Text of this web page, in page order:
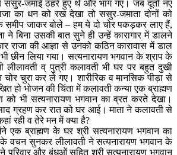
ससुर-जमाई ठहरे हुए थे और भाग गए। जब दूतों नए
का धन को रख देखा तो ससुर-जमाता दोनों को
जाकर बोले – हम ये दो चोर पकड़कर लाए हैं,
ने बिना उसकी बात सुने ही उन्हें कारागार में डालने
राजा की आज्ञा से उनको कठिन कारावास में डाल
छीन लिया गया। सत्यनारायण भगवान के श्राप के
लीलावती व् पुत्री कलावती भी घर पर बहुत दुखी
चुरा कर ले गए। शारीरिक व मानसिक पीड़ा से
हो भोजन की चिंता में कलावती कन्या एक ब्राह्मण
भी सत्यनारायण भगवान का व्रत करते देखा।
ग्रहण कर रात को घर आई। माता ने कलावती से
रही व तेरे मन में क्या है?
एक ब्राह्मण के घर श्री सत्यनारायण भगवान का
वचन सुनकर लीलावती ने सत्यनारायण भगवान के
परिवार और बंधुओं सहित श्री सत्यनारायण भगवान